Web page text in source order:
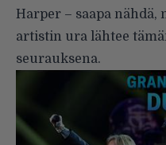
Harper – saapa
artistin ura lähtee
seurauksena.